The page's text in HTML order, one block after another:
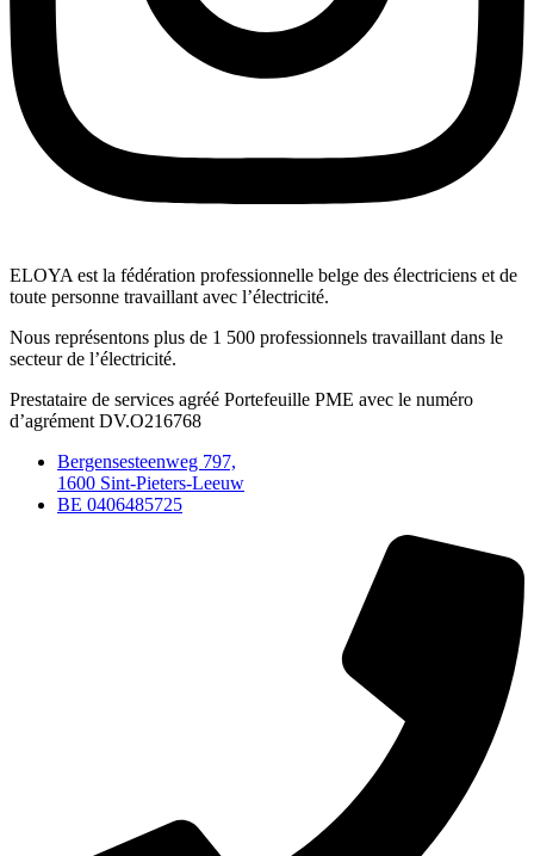
ELOYA est la fédération professionnelle belge des électriciens et de
toute personne travaillant avec l’électricité.
Nous représentons plus de 1 500 professionnels travaillant dans le
secteur de l’électricité.
Prestataire de services agréé Portefeuille PME avec le numéro
d’agrément DV.O216768
Bergensesteenweg 797,
1600 Sint-Pieters-Leeuw
BE 0406485725